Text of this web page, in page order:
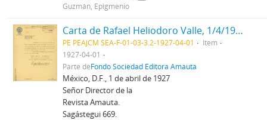
Guzmán, Epigmenio
Carta de Rafael Heliodoro Valle, 1/4/1927
PE PEAJCM SEA-F-01-03-3.2-1927-04-01
Item
1927-04-01
Parte deFondo Sociedad Editora Amauta
México, D.F., 1 de abril de 1927
Señor Director de la
Revista Amauta.
Sagástegui 669.